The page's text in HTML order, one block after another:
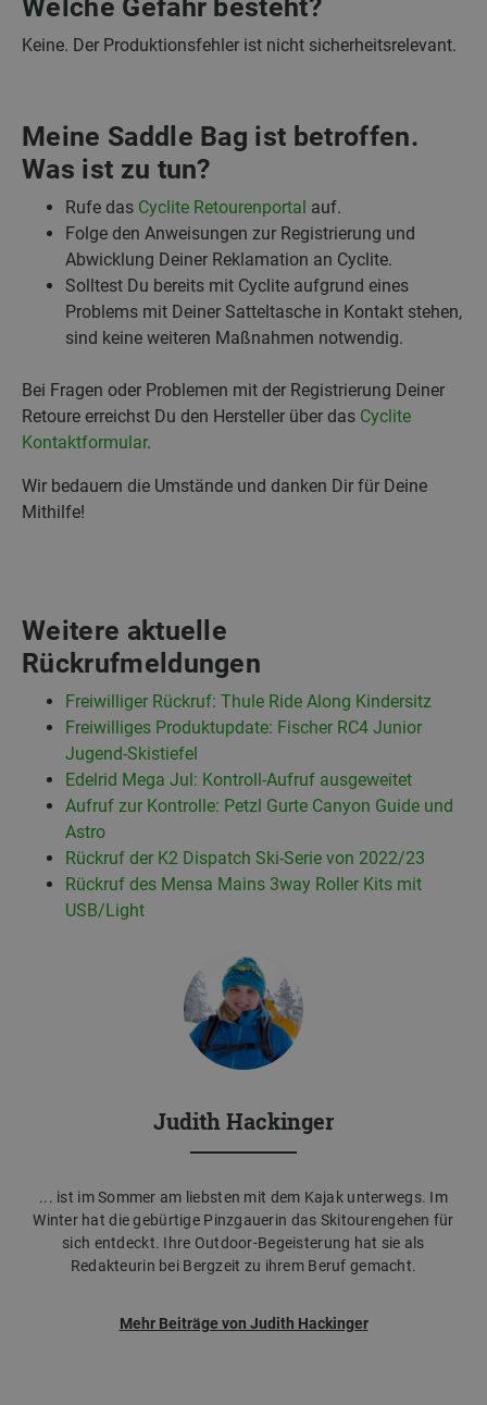
Welche Gefahr besteht?
Keine. Der Produktionsfehler ist nicht sicherheitsrelevant.
Meine Saddle Bag ist betroffen.
Was ist zu tun?
Rufe das Cyclite Retourenportal auf.
Folge den Anweisungen zur Registrierung und
Abwicklung Deiner Reklamation an Cyclite.
Solltest Du bereits mit Cyclite aufgrund eines
Problems mit Deiner Satteltasche in Kontakt stehen,
sind keine weiteren Maßnahmen notwendig.
Bei Fragen oder Problemen mit der Registrierung Deiner
Retoure erreichst Du den Hersteller über das Cyclite
Kontaktformular.
Wir bedauern die Umstände und danken Dir für Deine
Mithilfe!
Weitere aktuelle
Rückrufmeldungen
Freiwilliger Rückruf: Thule Ride Along Kindersitz
Freiwilliges Produktupdate: Fischer RC4 Junior
Jugend-Skistiefel
Edelrid Mega Jul: Kontroll-Aufruf ausgeweitet
Aufruf zur Kontrolle: Petzl Gurte Canyon Guide und
Astro
Rückruf der K2 Dispatch Ski-Serie von 2022/23
Rückruf des Mensa Mains 3way Roller Kits mit
USB/Light
Judith Hackinger
... ist im Sommer am liebsten mit dem Kajak unterwegs. Im
Winter hat die gebürtige Pinzgauerin das Skitourengehen für
sich entdeckt. Ihre Outdoor-Begeisterung hat sie als
Redakteurin bei Bergzeit zu ihrem Beruf gemacht.
Mehr Beiträge von Judith Hackinger